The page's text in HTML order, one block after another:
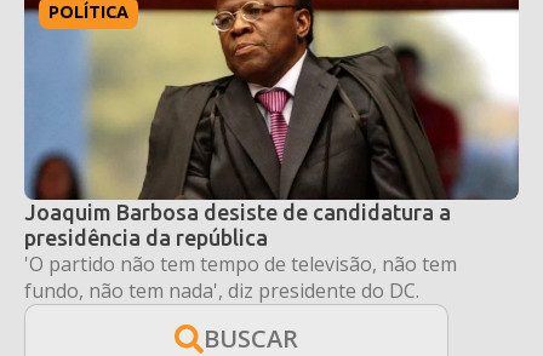
POLÍTICA
Joaquim Barbosa desiste de candidatura a
presidência da república
'O partido não tem tempo de televisão, não tem
fundo, não tem nada', diz presidente do DC.
BUSCAR